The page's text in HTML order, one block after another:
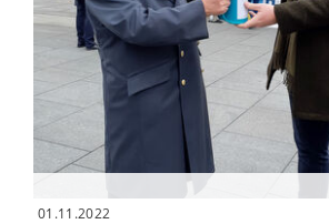
01.11.2022